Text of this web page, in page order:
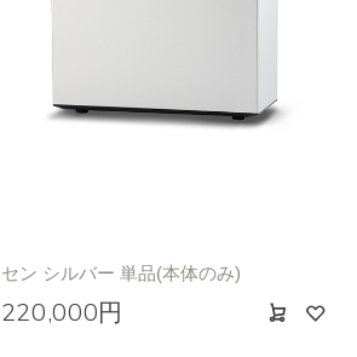
セン シルバー 単品(本体のみ)
220,000円